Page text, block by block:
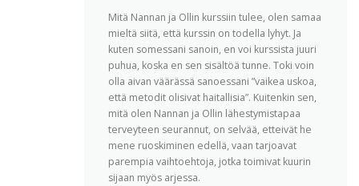
Mitä Nannan ja Ollin kurssiin tulee, olen samaa
mieltä siitä, että kurssin on todella lyhyt. Ja
kuten somessani sanoin, en voi kurssista juuri
puhua, koska en sen sisältöä tunne. Toki voin
olla aivan väärässä sanoessani ”vaikea uskoa,
että metodit olisivat haitallisia”. Kuitenkin sen,
mitä olen Nannan ja Ollin lähestymistapaa
terveyteen seurannut, on selvää, etteivät he
mene ruoskiminen edellä, vaan tarjoavat
parempia vaihtoehtoja, jotka toimivat kuurin
sijaan myös arjessa.